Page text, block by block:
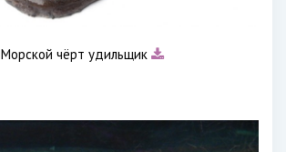
Морской чёрт удильщик